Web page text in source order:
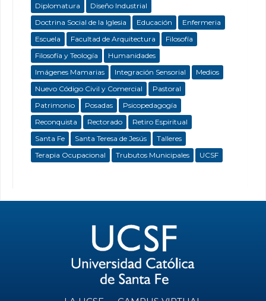
Diplomatura
Diseño Industrial
Doctrina Social de la Iglesia
Educación
Enfermeria
Escuela
Facultad de Arquitectura
Filosofía
Filosofía y Teología
Humanidades
Imágenes Mamarias
Integración Sensorial
Medios
Nuevo Código Civil y Comercial
Pastoral
Patrimonio
Posadas
Psicopedagogía
Reconquista
Rectorado
Retiro Espiritual
Santa Fe
Santa Teresa de Jesús
Talleres
Terapia Ocupacional
Trubutos Municipales UCSF